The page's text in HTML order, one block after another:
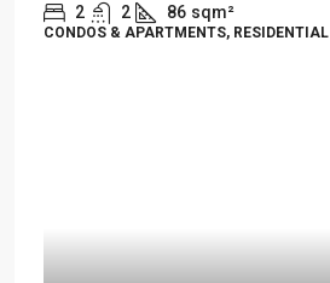
2 2 86 sqm²
CONDOS & APARTMENTS, RESIDENTIAL